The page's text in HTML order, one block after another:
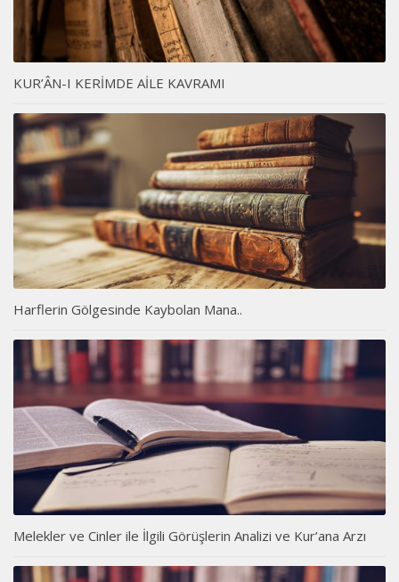
KUR’ÂN-I KERİMDE AİLE KAVRAMI
Harflerin Gölgesinde Kaybolan Mana..
Melekler ve Cinler ile İlgili Görüşlerin Analizi ve Kur’ana Arzı